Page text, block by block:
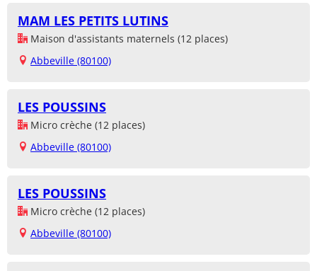
MAM LES PETITS LUTINS
Maison d'assistants maternels (12 places)
Abbeville (80100)
LES POUSSINS
Micro crèche (12 places)
Abbeville (80100)
LES POUSSINS
Micro crèche (12 places)
Abbeville (80100)